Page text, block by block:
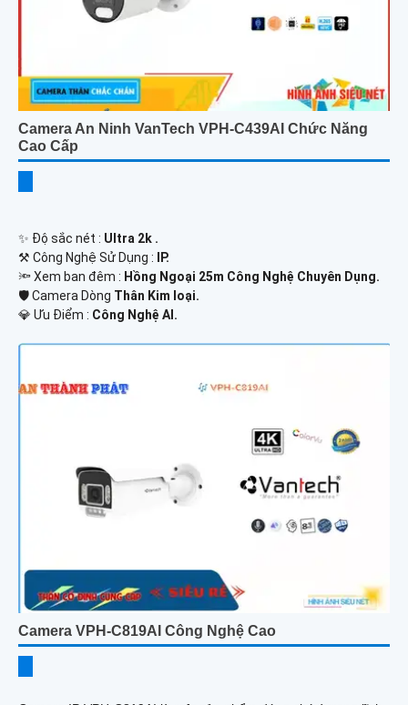
Camera An Ninh VanTech VPH-C439AI Chức Năng
Cao Cấp
✨ Độ sắc nét : Ultra 2k .
⚒ Công Nghệ Sử Dụng :
IP.
🔦 Xem ban đêm : Hồng Ngoại 25m Công Nghệ Chuyên Dụng.
🛡 Camera Dòng Thân Kim loại.
️💎 Ưu Điểm : Công Nghệ AI.
Camera VPH-C819AI Công Nghệ Cao